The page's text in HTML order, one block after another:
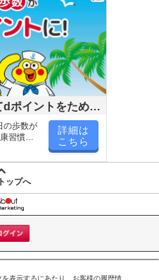
dポイントをためよ
の歩数が
習慣が
詳細は
こちら
ップへ
表示するにあたり、お客様の履歴情